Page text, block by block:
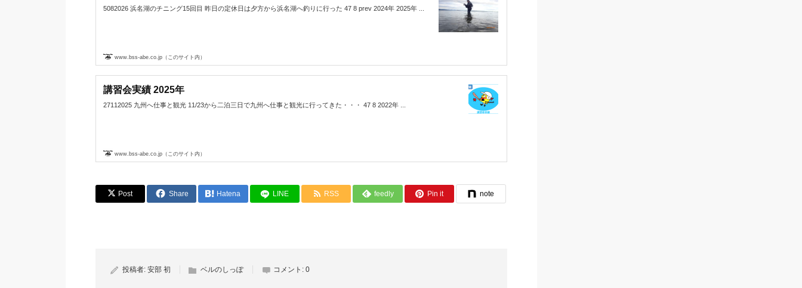
5082026 浜名湖のチニング15回目 昨日の定休日は夕方から浜名湖へ釣りに行った 47 8 prev 2024年 2025年 ...
www.bss-abe.co.jp（このサイト内）
講習会実績 2025年
27112025 九州へ仕事と観光 11/23から二泊三日で九州へ仕事と観光に行ってきた・・・ 47 8 2022年 ...
www.bss-abe.co.jp（このサイト内）
Post Share Hatena LINE RSS feedly Pin it note
投稿者: 安部 初 ベルのしっぽ コメント: 0